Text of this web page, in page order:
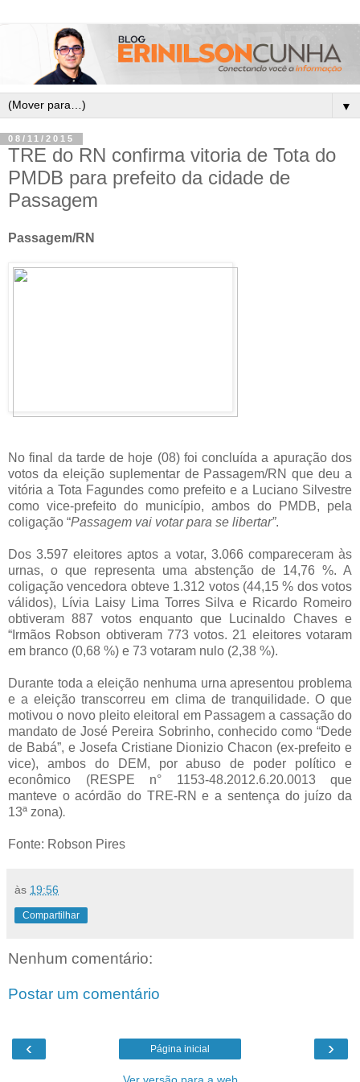
▼
08/11/2015
TRE do RN confirma vitoria de Tota do
PMDB para prefeito da cidade de
Passagem
Passagem/RN
No final da tarde de hoje (08) foi concluída a apuração dos
votos da eleição suplementar de Passagem/RN que deu a
vitória a Tota Fagundes como prefeito e a Luciano Silvestre
como vice-prefeito do município, ambos do PMDB, pela
coligação “Passagem vai votar para se libertar”.
Dos 3.597 eleitores aptos a votar, 3.066 compareceram às
urnas, o que representa uma abstenção de 14,76 %. A
coligação vencedora obteve 1.312 votos (44,15 % dos votos
válidos), Lívia Laisy Lima Torres Silva e Ricardo Romeiro
obtiveram 887 votos enquanto que Lucinaldo Chaves e
“Irmãos Robson obtiveram 773 votos. 21 eleitores votaram
em branco (0,68 %) e 73 votaram nulo (2,38 %).
Durante toda a eleição nenhuma urna apresentou problema
e a eleição transcorreu em clima de tranquilidade. O que
motivou o novo pleito eleitoral em Passagem a cassação do
mandato de José Pereira Sobrinho, conhecido como “Dede
de Babá”, e Josefa Cristiane Dionizio Chacon (ex-prefeito e
vice), ambos do DEM, por abuso de poder político e
econômico (RESPE n° 1153-48.2012.6.20.0013 que
manteve o acórdão do TRE-RN e a sentença do juízo da
13ª zona).
Fonte: Robson Pires
às 19:56
Compartilhar
Nenhum comentário:
Postar um comentário
‹ ›
Página inicial